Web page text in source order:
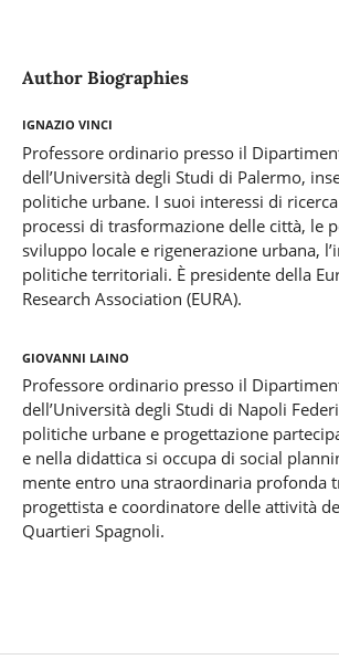
Author Biographies
Ignazio Vinci
Professore ordinario presso il
dell’Università degli Studi di Palermo,
politiche urbane. I suoi interessi di
processi di trasformazione delle città, le
sviluppo locale e rigenerazione urbana,
politiche territoriali. È presidente della
Research Association (EURA).
Giovanni Laino
Professore ordinario presso il
dell’Università degli Studi di Napoli
politiche urbane e progettazione
e nella didattica si occupa di social
mente entro una straordinaria profonda
progettista e coordinatore delle attività
Quartieri Spagnoli.